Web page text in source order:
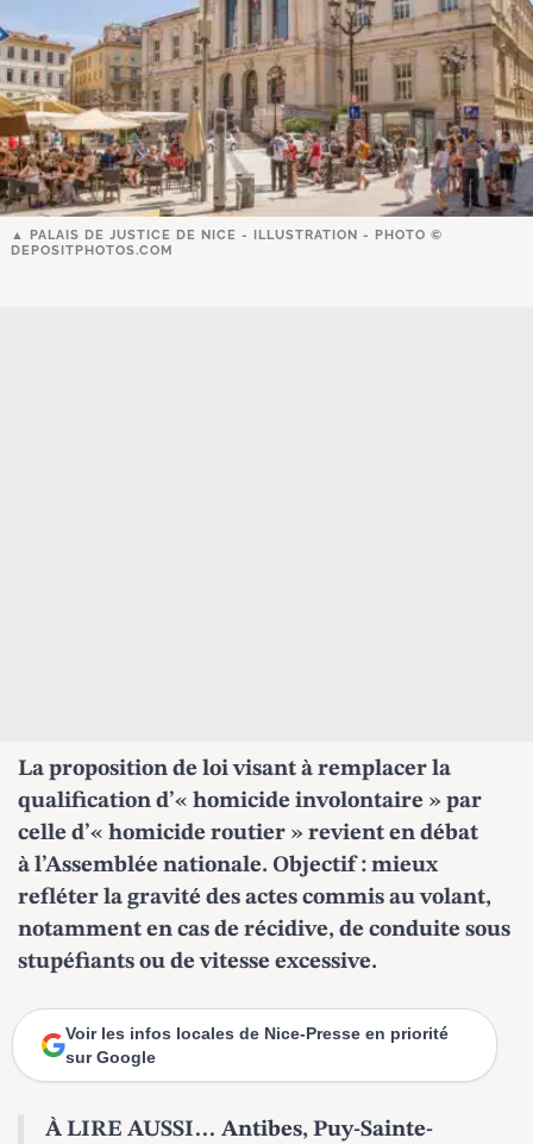
PALAIS DE JUSTICE DE NICE - ILLUSTRATION - PHOTO ©
DEPOSITPHOTOS.COM
La proposition de loi visant à remplacer la
qualification d’« homicide involontaire » par
celle d’« homicide routier » revient en débat
à l’Assemblée nationale. Objectif : mieux
refléter la gravité des actes commis au volant,
notamment en cas de récidive, de conduite sous
stupéfiants ou de vitesse excessive.
Voir les infos locales de Nice-Presse en priorité
sur Google
À LIRE AUSSI… Antibes, Puy-Sainte-